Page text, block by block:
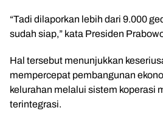
“Tadi dilaporkan lebih dari 9.000
sudah siap,” kata Presiden
Hal tersebut menunjukkan
mempercepat pembangunan
kelurahan melalui sistem koperasi
terintegrasi.